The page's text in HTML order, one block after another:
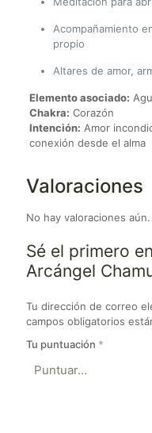
Acompañamiento
propio
Altares de amor,
Elemento asociado:
Chakra: Corazón
Intención: Amor
conexión desde el alma
Valoraciones
No hay valoraciones aún.
Sé el primero
Arcángel
Tu dirección de correo
campos obligatorios
Tu puntuación *